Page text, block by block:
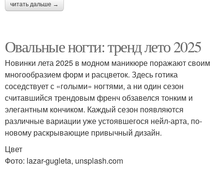
читать дальше →
Овальные ногти: тренд лето 2025
Новинки лета 2025 в модном маникюре поражают своим
многообразием форм и расцветок. Здесь готика
соседствует с «голыми» ногтями, а ни один сезон
считавшийся трендовым френч обзавелся тонким и
элегантным кончиком. Каждый сезон появляются
различные вариации уже устоявшегося нейл-арта, по-
новому раскрывающие привычный дизайн.
Цвет
Фото: lazar-gugleta, unsplash.com